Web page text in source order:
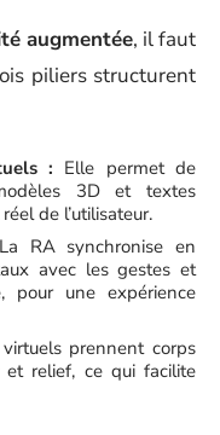
augmentée, il faut
piliers structurent
: Elle permet de
3D et textes
de l’utilisateur.
La RA synchronise en
avec les gestes et
pour une expérience
prennent corps
et relief, ce qui facilite